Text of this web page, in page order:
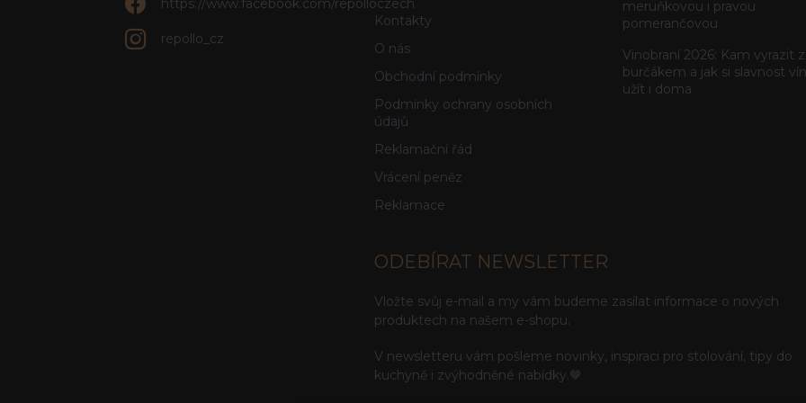
https://www.facebook.com/repolloczech
repollo_cz
Kontakty
O nás
Obchodní podmínky
Podmínky ochrany osobních
údajů
Reklamační řád
Vrácení peněz
Reklamace
meruňkovou i pravou
pomerančovou
Vinobraní 2026: Kam vyrazit
burčákem a jak si slavnost
užít i doma
ODEBÍRAT NEWSLETTER
Vložte svůj e-mail a my vám budeme zasílat informace o nových
produktech na našem e-shopu.
V newsletteru vám pošleme novinky, inspiraci pro stolování, tipy do
kuchyně i zvýhodněné nabídky.🤎